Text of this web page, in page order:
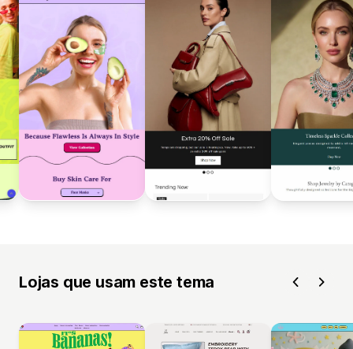
Lojas que usam este tema